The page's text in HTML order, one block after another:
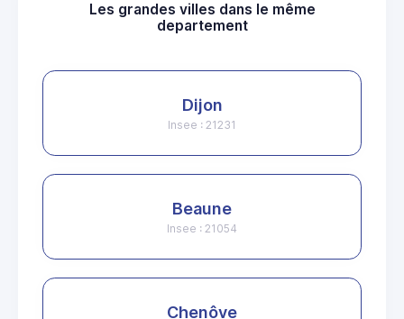
Les grandes villes dans le même
departement
Dijon
Insee : 21231
Beaune
Insee : 21054
Chenôve